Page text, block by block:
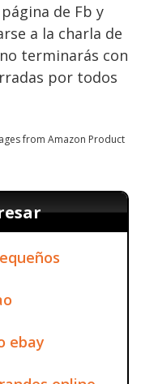
de Fb y
a la charla de
terminarás con
por todos
from Amazon Product
ebay